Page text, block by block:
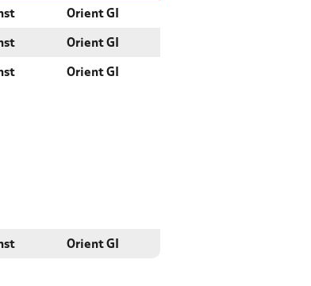
Orient GI
Orient GI
Orient GI
Orient GI